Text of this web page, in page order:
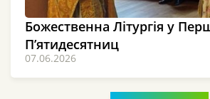
Божественна Літургія у
П’ятидесятниц
07.06.2026